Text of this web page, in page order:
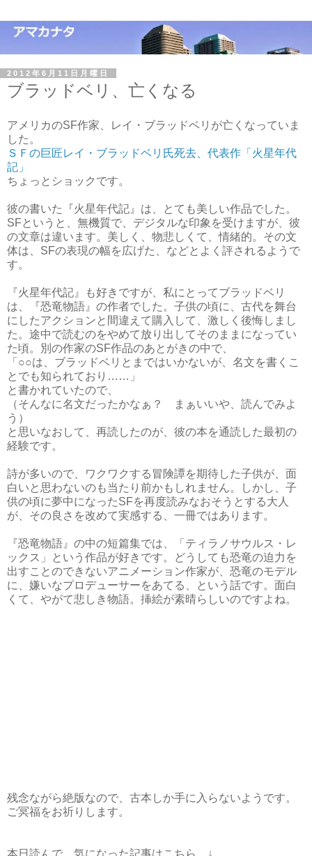
2012年6月11日月曜日
ブラッドベリ、亡くなる
アメリカのSF作家、レイ・ブラッドベリが亡くなっていま
した。
ＳＦの巨匠レイ・ブラッドベリ氏死去、代表作「火星年代
記」
ちょっとショックです。
彼の書いた『火星年代記』は、とても美しい作品でした。
SFというと、無機質で、デジタルな印象を受けますが、彼
の文章は違います。美しく、物悲しくて、情緒的。その文
体は、SFの表現の幅を広げた、などとよく評されるようで
す。
『火星年代記』も好きですが、私にとってブラッドベリ
は、『恐竜物語』の作者でした。子供の頃に、古代を舞台
にしたアクションと間違えて購入して、激しく後悔しまし
た。途中で読むのをやめて放り出してそのままになってい
た頃。別の作家のSF作品のあとがきの中で、
「○○は、ブラッドベリとまではいかないが、名文を書くこ
とでも知られており……」
と書かれていたので、
（そんなに名文だったかなぁ？ まぁいいや、読んでみよ
う）
と思いなおして、再読したのが、彼の本を通読した最初の
経験です。
詩が多いので、ワクワクする冒険譚を期待した子供が、面
白いと思わないのも当たり前かもしれません。しかし、子
供の頃に夢中になったSFを再度読みなおそうとする大人
が、その良さを改めて実感する、一冊ではあります。
『恐竜物語』の中の短篇集では、「ティラノサウルス・レ
ックス」という作品が好きです。どうしても恐竜の迫力を
出すことのできないアニメーション作家が、恐竜のモデル
に、嫌いなプロデューサーをあてる、という話です。面白
くて、やがて悲しき物語。挿絵が素晴らしいのですよね。
残念ながら絶版なので、古本しか手に入らないようです。
ご冥福をお祈りします。
本日読んで、気になった記事はこちら。↓